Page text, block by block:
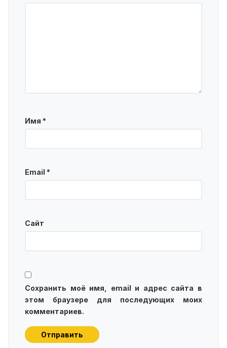
Имя *
Email *
Сайт
Сохранить моё имя, email и адрес сайта в
этом браузере для последующих моих
комментариев.